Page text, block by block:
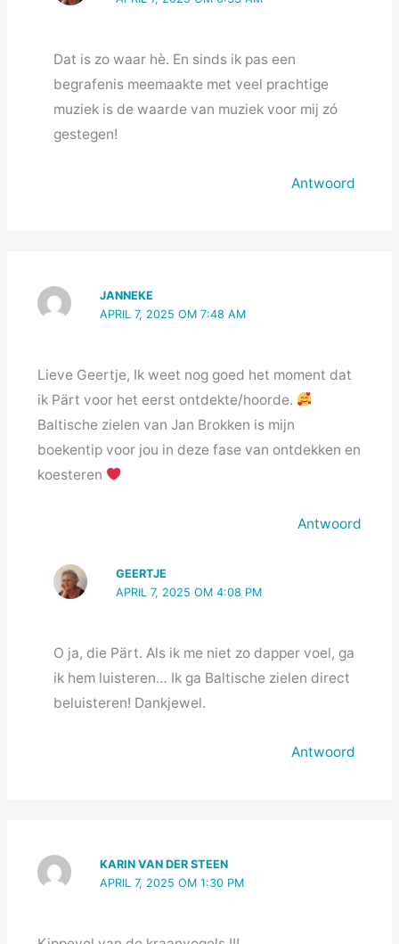
Dat is zo waar hè. En sinds ik pas een
begrafenis meemaakte met veel prachtige
muziek is de waarde van muziek voor mij zó
gestegen!
Antwoord
JANNEKE
APRIL 7, 2025 OM 7:48 AM
Lieve Geertje, Ik weet nog goed het moment dat
ik Pärt voor het eerst ontdekte/hoorde.
Baltische zielen van Jan Brokken is mijn
boekentip voor jou in deze fase van ontdekken en
koesteren
Antwoord
GEERTJE
APRIL 7, 2025 OM 4:08 PM
O ja, die Pärt. Als ik me niet zo dapper voel, ga
ik hem luisteren… Ik ga Baltische zielen direct
beluisteren! Dankjewel.
Antwoord
KARIN VAN DER STEEN
APRIL 7, 2025 OM 1:30 PM